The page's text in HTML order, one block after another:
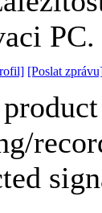
PC.
[Poslat